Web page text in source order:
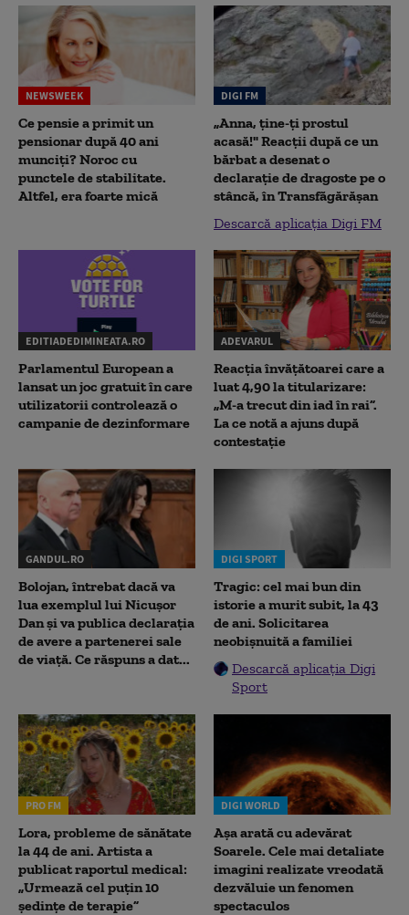
NEWSWEEK
Ce pensie a primit un
pensionar după 40 ani
munciți? Noroc cu
punctele de stabilitate.
Altfel, era foarte mică
DIGI FM
„Anna, ţine-ţi prostul
acasă!" Reacţii după ce un
bărbat a desenat o
declaraţie de dragoste pe o
stâncă, în Transfăgărăşan
Descarcă aplicația Digi FM
EDITIADEDIMINEATA.RO
Parlamentul European a
lansat un joc gratuit în care
utilizatorii controlează o
campanie de dezinformare
ADEVARUL
Reacția învățătoarei care a
luat 4,90 la titularizare:
„M-a trecut din iad în rai”.
La ce notă a ajuns după
contestație
GANDUL.RO
Bolojan, întrebat dacă va
lua exemplul lui Nicușor
Dan și va publica declarația
de avere a partenerei sale
de viață. Ce răspuns a dat...
DIGI SPORT
Tragic: cel mai bun din
istorie a murit subit, la 43
de ani. Solicitarea
neobișnuită a familiei
Descarcă aplicația Digi
Sport
PRO FM
Lora, probleme de sănătate
la 44 de ani. Artista a
publicat raportul medical:
„Urmează cel puțin 10
ședințe de terapie”
DIGI WORLD
Așa arată cu adevărat
Soarele. Cele mai detaliate
imagini realizate vreodată
dezvăluie un fenomen
spectaculos